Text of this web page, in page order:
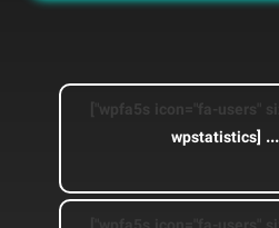
[wpstatistics